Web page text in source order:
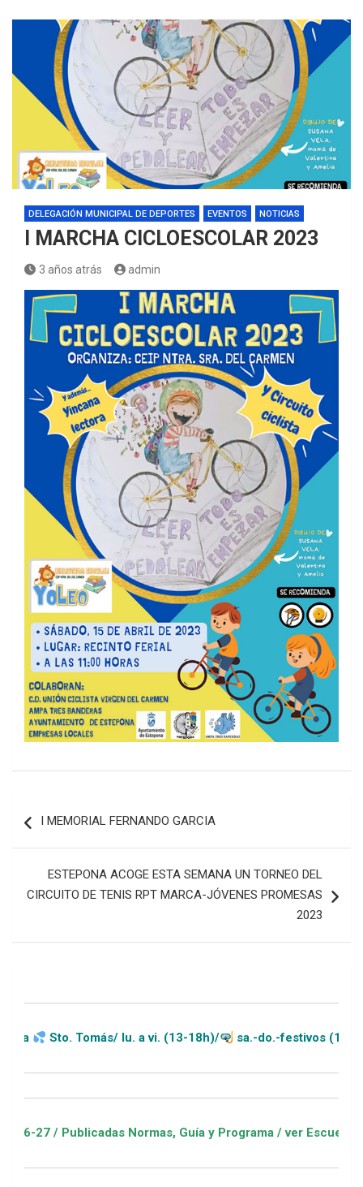
DELEGACIÓN MUNICIPAL DE DEPORTES EVENTOS NOTICIAS
I MARCHA CICLOESCOLAR 2023
3 años atrás admin
de
I MEMORIAL FERNANDO GARCIA
ESTEPONA ACOGE ESTA SEMANA UN TORNEO DEL
CIRCUITO DE TENIS RPT MARCA-JÓVENES PROMESAS
2023
Tomás/ lu. a vi. (13-18h)/ sa.-do.-festivos (11-20h)
Normas, Guía y Programa / ver Escuelas Deportivas